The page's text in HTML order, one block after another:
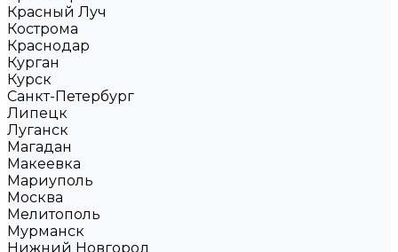
Красный Луч
Кострома
Краснодар
Курган
Курск
Санкт-Петербург
Липецк
Луганск
Магадан
Макеевка
Мариуполь
Москва
Мелитополь
Мурманск
Нижний Новгород